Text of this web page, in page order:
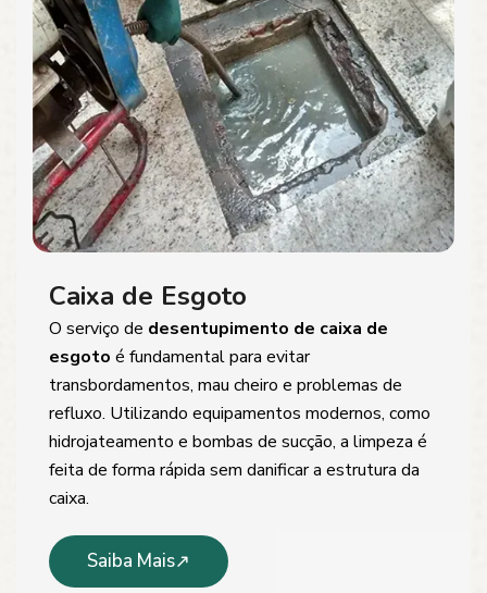
Caixa de Esgoto
O serviço de desentupimento de caixa de
esgoto é fundamental para evitar
transbordamentos, mau cheiro e problemas de
refluxo. Utilizando equipamentos modernos, como
hidrojateamento e bombas de sucção, a limpeza é
feita de forma rápida sem danificar a estrutura da
caixa.
Saiba Mais